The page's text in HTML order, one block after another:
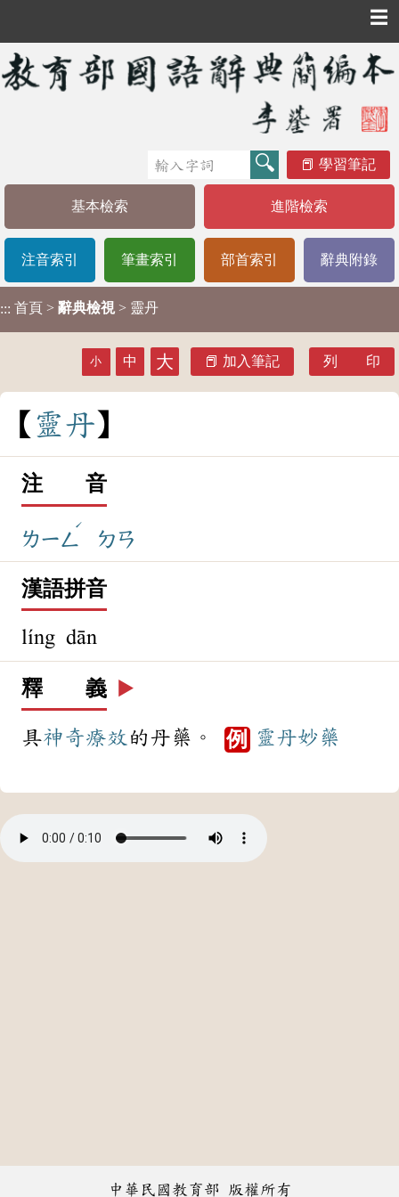
☰
學習筆記
基本檢索 進階檢索
注音索引 筆畫索引 部首索引 辭典附錄
::: 首頁 > 辭典檢視 > 靈丹
小 中 大 加入筆記 列 印
靈丹
注 音
ㄌㄧㄥ
ˊ
ㄉㄢ
漢語拼音
líng dān
釋 義 ▶️
具神奇療效 的丹藥。 例 靈丹妙藥
中華民國教育部 版權所有